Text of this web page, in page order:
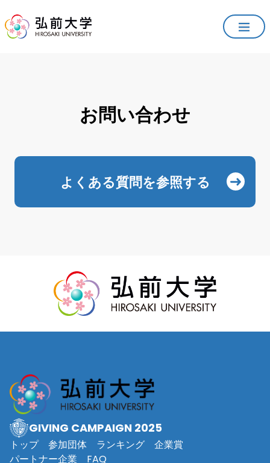
お問い合わせ
よくある質問を参照する
GIVING CAMPAIGN 2025
トップ 参加団体 ランキング
企業賞
パートナー企業
FAQ